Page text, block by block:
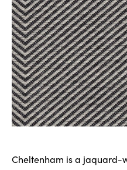
Cheltenham is a jaquard-